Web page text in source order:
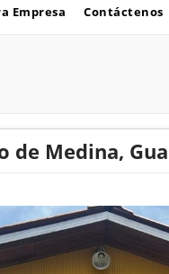
Empresa Contáctenos
de Medina,